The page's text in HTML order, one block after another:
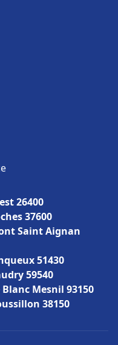
26400
37600
Saint Aignan
51430
59540
Mesnil 93150
38150